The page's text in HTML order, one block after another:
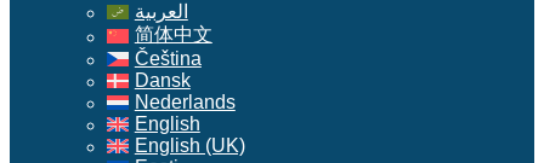
العربية
简体中文
Čeština
Dansk
Nederlands
English
English (UK)